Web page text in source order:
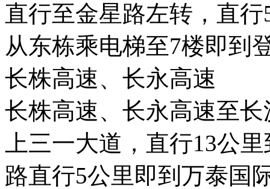
直行至金星路左转，直
从东栋乘电梯至7楼即到
长株高速、长永高速
长株高速、长永高速至
上三一大道，直行13公
路直行5公里即到万泰国